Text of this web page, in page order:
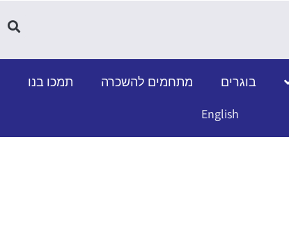
בוגרים מתחמים להשכרה תמכו בנו
English